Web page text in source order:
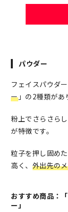
パウダー
フェイスパウダ
ー」の2種類があ
粉上でさらさら
が特徴です。
粒子を押し固め
高く、 外出先の
おすすめ商品：
ー」